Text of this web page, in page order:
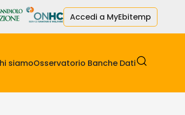
Accedi a MyEbitemp
siamoOsservatorio Banche Dati